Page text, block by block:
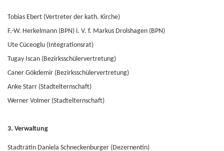
Tobias Ebert (Vertreter der kath. Kirche)
F.-W. Herkelmann (BPN) i. V. f. Markus Drolshagen (BPN)
Ute Cüceoglu (Integrationsrat)
Tugay Iscan (Bezirksschülervertretung)
Caner Gökdemir (Bezirksschülervertretung)
Anke Starr (Stadtelternschaft)
Werner Volmer (Stadtelternschaft)
3. Verwaltung
Stadträtin Daniela Schneckenburger (Dezernentin)